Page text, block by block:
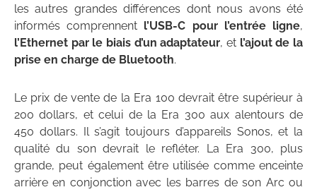
les autres grandes différences dont nous avons été
informés comprennent l’USB-C pour l’entrée ligne,
l’Ethernet par le biais d’un adaptateur, et l’ajout de la
prise en charge de Bluetooth.
Le prix de vente de la Era 100 devrait être supérieur à
200 dollars, et celui de la Era 300 aux alentours de
450 dollars. Il s’agit toujours d’appareils Sonos, et la
qualité du son devrait le refléter. La Era 300, plus
grande, peut également être utilisée comme enceinte
arrière en conjonction avec les barres de son Arc ou